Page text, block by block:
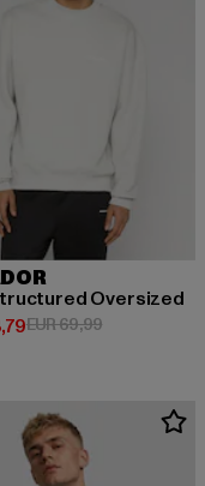
Oversized
EUR 58,79
EUR 69,99Actieprijs: